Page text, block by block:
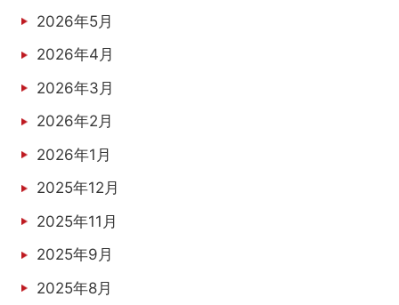
2026年5月
2026年4月
2026年3月
2026年2月
2026年1月
2025年12月
2025年11月
2025年9月
2025年8月